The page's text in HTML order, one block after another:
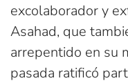
excolaborador y
Asahad, que
arrepentido en su
pasada ratificó